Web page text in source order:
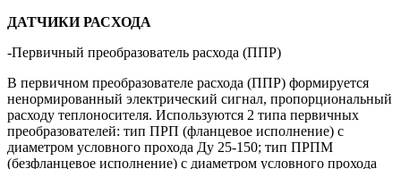
ДАТЧИКИ РАСХОДА
-Первичный преобразователь расхода (ППР)
В первичном преобразователе расхода (ППР) формируется
ненормированный электрический сигнал, пропорциональный
расходу теплоносителя. Используются 2 типа первичных
преобразователей: тип ПРП (фланцевое исполнение) с
диаметром условного прохода Ду 25-150; тип ПРПМ
(безфланцевое исполнение) с диаметром условного прохода